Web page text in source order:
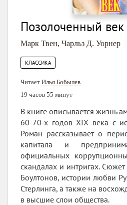
Позолоченный век
Марк Твен, Чарльз Д. Уорнер
КЛАССИКА
Читает Илья Бобылев
19 часов 55 минут
В книге описывается жизнь
60-70-х годов XIX века с
Роман рассказывает о
капитала и
официальных
скандалах и интригах.
Боултонов, истории любви
Стерлинга, а также на
в высшие слои общества.